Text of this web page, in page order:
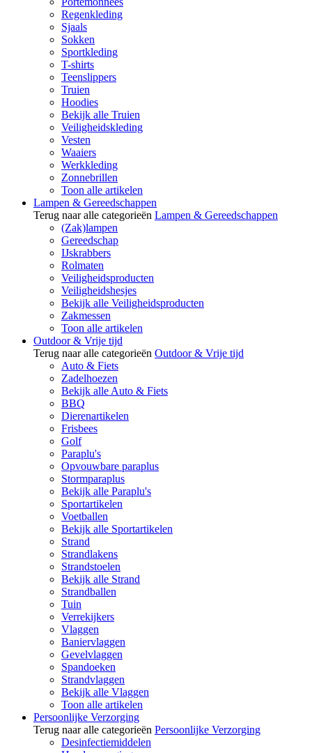
Regenkleding
Sjaals
Sokken
Sportkleding
T-shirts
Teenslippers
Truien
Hoodies
Bekijk alle Truien
Veiligheidskleding
Vesten
Waaiers
Werkkleding
Zonnebrillen
Toon alle artikelen
Lampen & Gereedschappen
Terug naar alle categorieën Lampen & Gereedschappen
(Zak)lampen
Gereedschap
IJskrabbers
Rolmaten
Veiligheidsproducten
Veiligheidshesjes
Bekijk alle Veiligheidsproducten
Zakmessen
Toon alle artikelen
Outdoor & Vrije tijd
Terug naar alle categorieën Outdoor & Vrije tijd
Auto & Fiets
Zadelhoezen
Bekijk alle Auto & Fiets
BBQ
Dierenartikelen
Frisbees
Golf
Paraplu's
Opvouwbare paraplus
Stormparaplus
Bekijk alle Paraplu's
Sportartikelen
Voetballen
Bekijk alle Sportartikelen
Strand
Strandlakens
Strandstoelen
Bekijk alle Strand
Strandballen
Tuin
Verrekijkers
Vlaggen
Baniervlaggen
Gevelvlaggen
Spandoeken
Strandvlaggen
Bekijk alle Vlaggen
Toon alle artikelen
Persoonlijke Verzorging
Terug naar alle categorieën Persoonlijke Verzorging
Desinfectiemiddelen